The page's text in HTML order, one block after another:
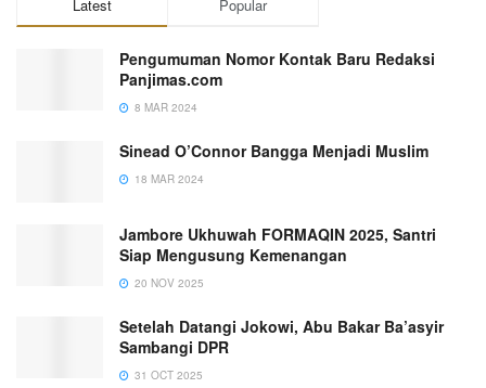
Latest Popular
Pengumuman Nomor Kontak Baru Redaksi
Panjimas.com
8 MAR 2024
Sinead O’Connor Bangga Menjadi Muslim
18 MAR 2024
Jambore Ukhuwah FORMAQIN 2025, Santri
Siap Mengusung Kemenangan
20 NOV 2025
Setelah Datangi Jokowi, Abu Bakar Ba’asyir
Sambangi DPR
31 OCT 2025